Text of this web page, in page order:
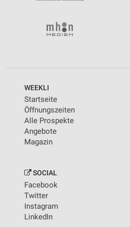
WEEKLI
Startseite
Öffnungszeiten
Alle Prospekte
Angebote
Magazin
SOCIAL
Facebook
Twitter
Instagram
LinkedIn
Messung der Performance von
Analyse von Zielgruppen durch
Kombinationen von Daten aus
Inhalten
IAB-Besonderheiten:
Verwendung genauer
Geräte anhand von aktiv
Nicht-IAB-Verarbeitungszwecke:
Notwendig
Performance